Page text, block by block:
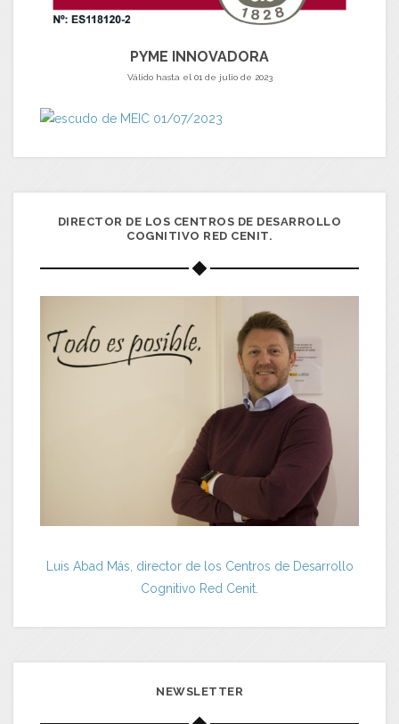
PYME INNOVADORA
Válido hasta el 01 de julio de 2023
DIRECTOR DE LOS CENTROS DE DESARROLLO
COGNITIVO RED CENIT.
Luis Abad Más, director de los Centros de Desarrollo
Cognitivo Red Cenit.
NEWSLETTER